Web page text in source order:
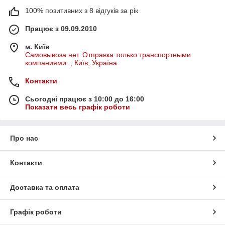
100% позитивних з 8 відгуків за рік
Працює з 09.09.2010
м. Київ
Самовывоза нет. Отправка только транспортными
компаниями. , Київ, Україна
Контакти
Сьогодні працює з 10:00 до 16:00
Показати весь графік роботи
Про нас
Контакти
Доставка та оплата
Графік роботи